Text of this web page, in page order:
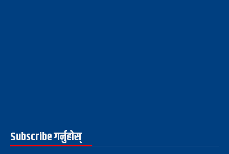
Subscribe गर्नुहोस्